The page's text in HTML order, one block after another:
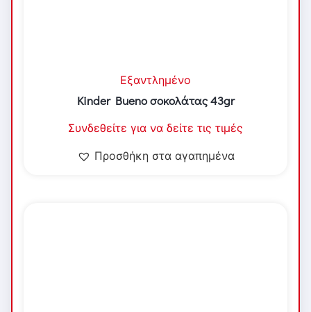
Εξαντλημένο
Kinder Bueno σοκολάτας 43gr
Συνδεθείτε για να δείτε τις τιμές
Προσθήκη στα αγαπημένα